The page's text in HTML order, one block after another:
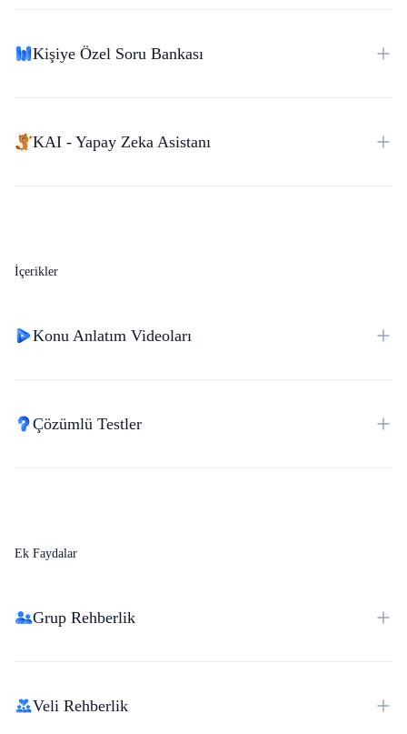
Kişiye Özel Soru Bankası
KAI - Yapay Zeka Asistanı
İçerikler
Konu Anlatım Videoları
Çözümlü Testler
Ek Faydalar
Grup Rehberlik
Veli Rehberlik